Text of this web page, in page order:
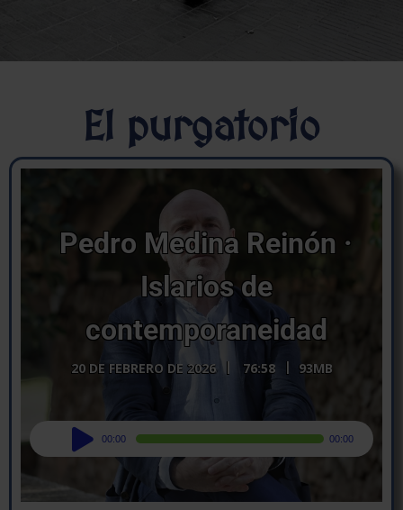
El purgatorio
Pedro Medina Reinón ·
Islarios de
contemporaneidad
20 DE FEBRERO DE 2026 76:58 93MB
Audio
Player
00:00 00:00